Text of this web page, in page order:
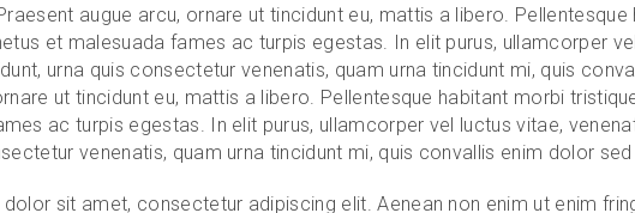
augue arcu, ornare ut tincidunt eu, mattis a libero.
et malesuada fames ac turpis egestas. In elit purus, ullamcorper
urna quis consectetur venenatis, quam urna tincidunt mi, quis
ut tincidunt eu, mattis a libero. Pellentesque habitant morbi
ac turpis egestas. In elit purus, ullamcorper vel luctus vitae,
venenatis, quam urna tincidunt mi, quis convallis enim dolor sed
sit amet, consectetur adipiscing elit. Aenean non enim ut enim